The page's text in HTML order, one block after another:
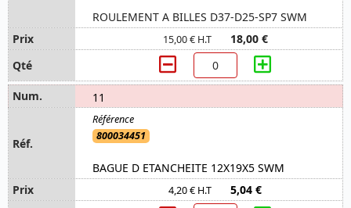
ROULEMENT A BILLES D37-D25-SP7 SWM
15,00 € H.T 18,00 €
11
800034451
BAGUE D ETANCHEITE 12X19X5 SWM
4,20 € H.T 5,04 €